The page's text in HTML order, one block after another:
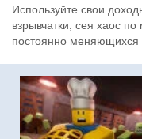
Используйте свои
взрывчатки, сея хаос
постоянно меняющихся